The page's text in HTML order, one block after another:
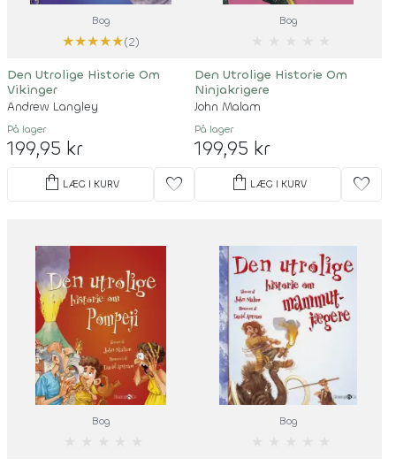
Bog
★★★★★(2)
Den Utrolige Historie Om
Vikinger
Andrew Langley
På lager
199,95 kr
shopping_bag LÆG I KURV favorite
Bog
Den Utrolige Historie Om
Ninjakrigere
John Malam
På lager
199,95 kr
shopping_bag LÆG I KURV favorite
Bog Bog